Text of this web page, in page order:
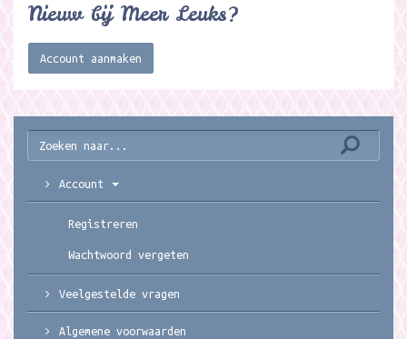
Nieuw bij Meer Leuks?
Account aanmaken
Account
Registreren
Wachtwoord vergeten
Veelgestelde vragen
Algemene voorwaarden